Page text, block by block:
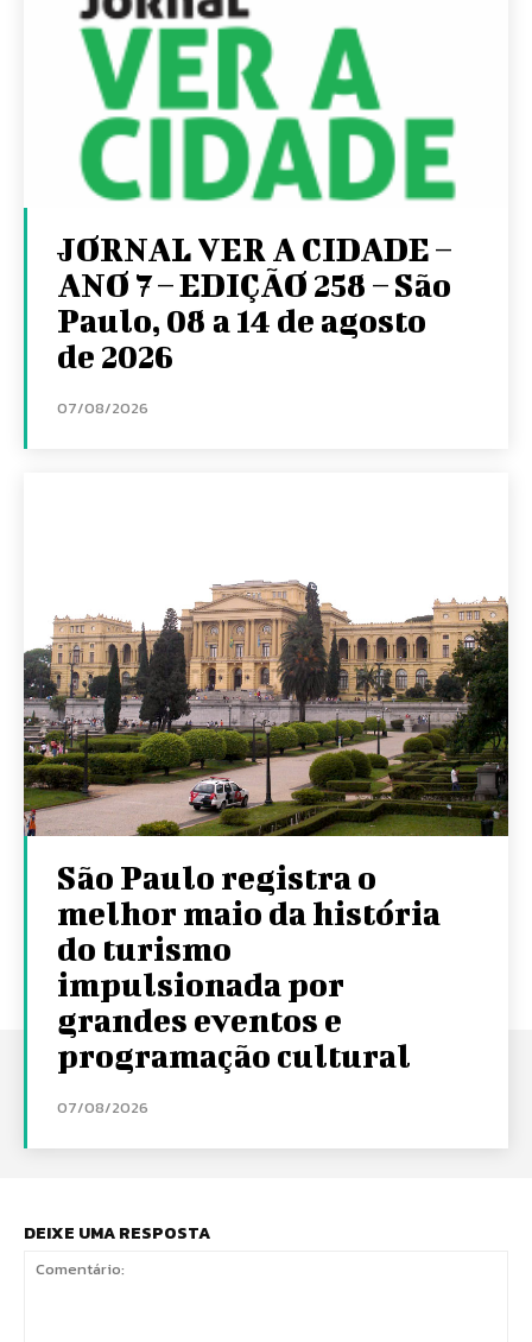
JORNAL VER A CIDADE –
ANO 7 – EDIÇÃO 258 – São
Paulo, 08 a 14 de agosto
de 2026
07/08/2026
São Paulo registra o
melhor maio da história
do turismo
impulsionada por
grandes eventos e
programação cultural
07/08/2026
DEIXE UMA RESPOSTA